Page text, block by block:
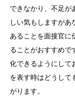
できなかり、不足が
しい気もしますが
あることを面接官に
ることがおすすめで
化できるようにして
を表す時はどうして
がります。